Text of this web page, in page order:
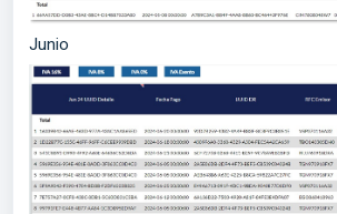
Junio